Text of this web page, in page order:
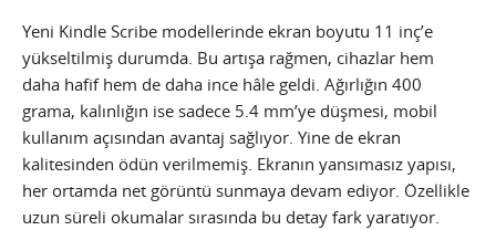
Yeni Kindle Scribe modellerinde ekran boyutu 11 inç’e
yükseltilmiş durumda. Bu artışa rağmen, cihazlar hem
daha hafif hem de daha ince hâle geldi. Ağırlığın 400
grama, kalınlığın ise sadece 5.4 mm’ye düşmesi, mobil
kullanım açısından avantaj sağlıyor. Yine de ekran
kalitesinden ödün verilmemiş. Ekranın yansımasız yapısı,
her ortamda net görüntü sunmaya devam ediyor. Özellikle
uzun süreli okumalar sırasında bu detay fark yaratıyor.